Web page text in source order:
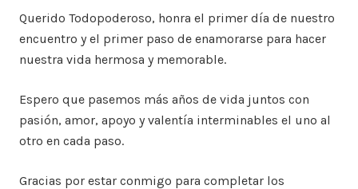
Querido Todopoderoso, honra el primer día de nuestro
encuentro y el primer paso de enamorarse para hacer
nuestra vida hermosa y memorable.
Espero que pasemos más años de vida juntos con
pasión, amor, apoyo y valentía interminables el uno al
otro en cada paso.
Gracias por estar conmigo para completar los